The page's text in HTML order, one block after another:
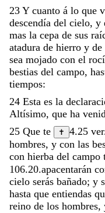
23 Y cuanto á lo que
descendía del cielo, y
mas la cepa de sus
atadura de hierro y de
sea mojado con el
bestias del campo,
tiempos:
24 Esta es la
Altísimo, que ha
25 Que te ✝ 4.25
hombres, y con las
con hierba del campo
106.20.apacentarán
cielo serás bañado; y
hasta que entiendas
reino de los hombres,